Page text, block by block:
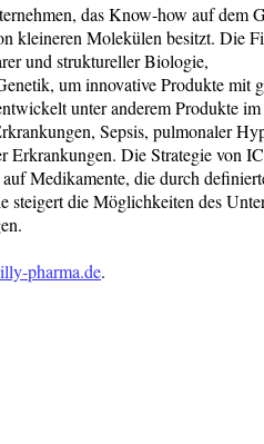
das Know-how auf dem
kleineren Molekülen besitzt. Die
und struktureller Biologie,
um innovative Produkte mit
unter anderem Produkte
Sepsis, pulmonaler
Erkrankungen. Die Strategie von
Medikamente, die durch
steigert die Möglichkeiten des
pharma.de.